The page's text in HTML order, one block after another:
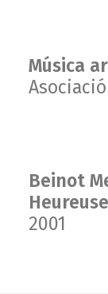
Música
Beinot
2001